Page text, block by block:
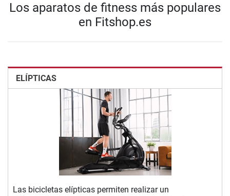
Los aparatos de fitness más populares
en Fitshop.es
ELÍPTICAS
Las bicicletas elípticas permiten realizar un